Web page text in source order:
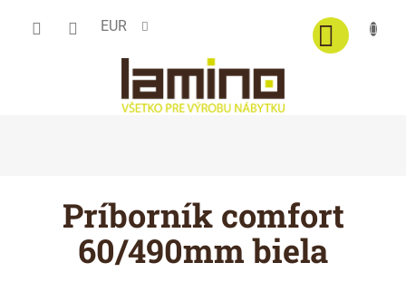
EUR
Príborník comfort
60/490mm biela